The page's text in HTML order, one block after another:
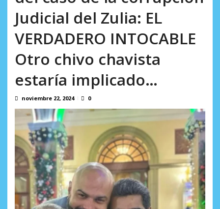
El estremecedor VIDEO del doble terremoto en La Guaira
que hasta ahora no había ...
agosto 6, 2026
Judicial del Zulia: EL
VERDADERO INTOCABLE
Otro chivo chavista
estaría implicado…
noviembre 22, 2024 0